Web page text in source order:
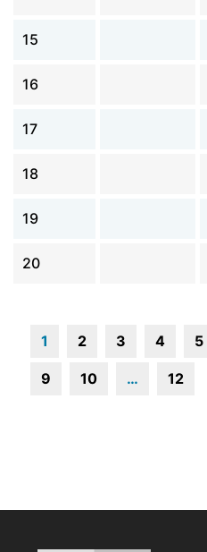
15
16
17
18
19
20
1 2 3 4 5
9 10 … 12